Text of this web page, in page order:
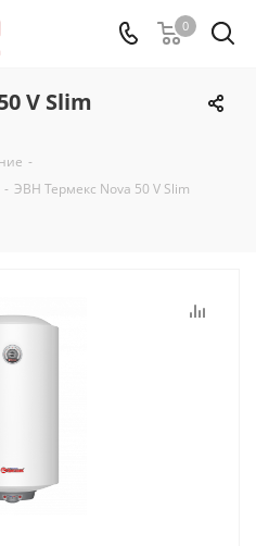
0
V Slim
-
- ЭВН Термекс Nova 50 V Slim